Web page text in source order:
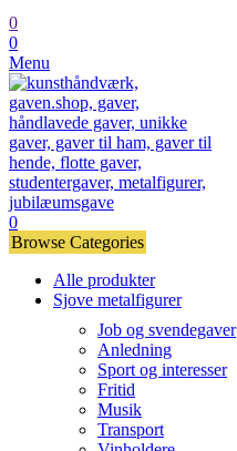
0
0
Menu
0
Browse Categories
Alle produkter
Sjove metalfigurer
Job og svendegaver
Anledning
Sport og interesser
Fritid
Musik
Transport